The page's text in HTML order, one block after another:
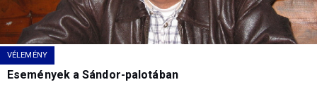
VÉLEMÉNY
Események a Sándor-palotában